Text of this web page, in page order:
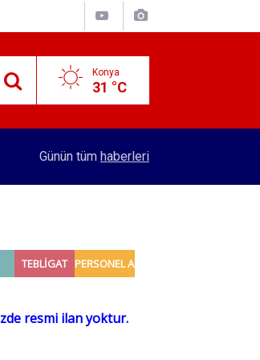
Konya
31 °C
KTO Başkanı Öztürk’ten Mekpan Panel’e ziyaret
Günün tüm haberleri